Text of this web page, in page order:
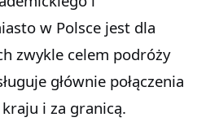
w Polsce jest dla
zwykle celem podróży
głównie połączenia
i za granicą.